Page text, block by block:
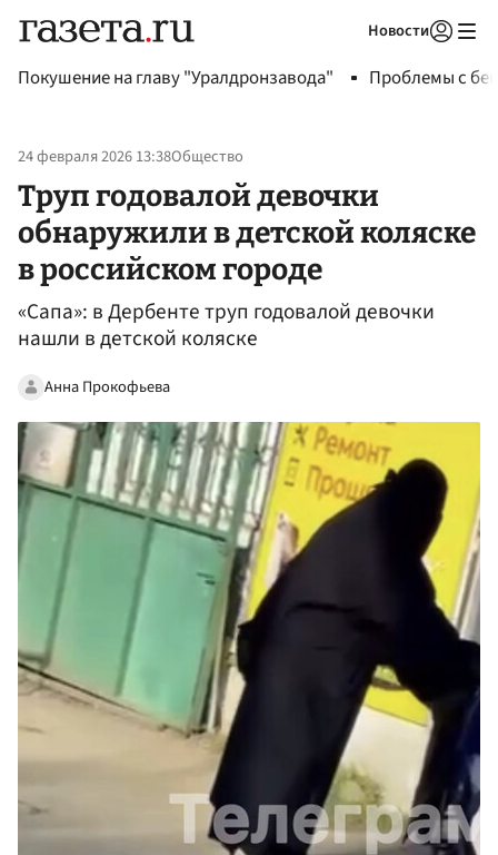
Новости
Покушение на главу "Уралдронзавода" Проблемы с
24 февраля 2026 13:38Общество
Труп годовалой девочки
обнаружили в детской коляске
в российском городе
«Сапа»: в Дербенте труп годовалой девочки
нашли в детской коляске
Анна Прокофьева